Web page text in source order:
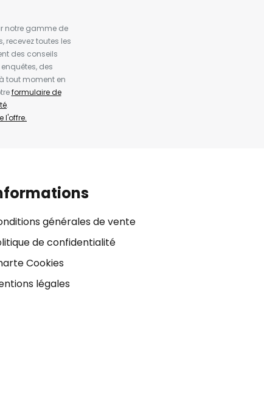
notre gamme de
recevez toutes les
des conseils
des
tout moment en
formulaire de
.
l'offre.
générales de vente
de confidentialité
Cookies
légales